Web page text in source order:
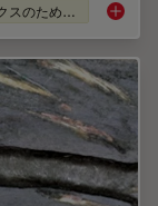
エレクトロニクスのための断面解析 Burr